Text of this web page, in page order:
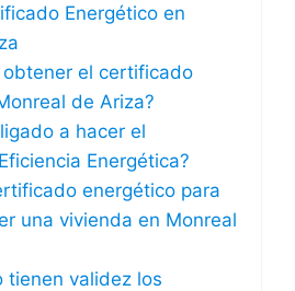
Energético en
obtener el certificado
de Ariza?
a hacer el
Energética?
energético para
una vivienda en Monreal
tienen validez los